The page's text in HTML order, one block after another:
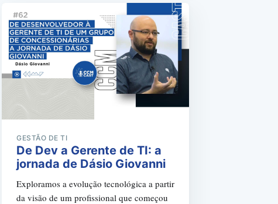
GESTÃO DE TI
De Dev a Gerente de TI: a
jornada de Dásio Giovanni
Exploramos a evolução tecnológica a partir
da visão de um profissional que começou